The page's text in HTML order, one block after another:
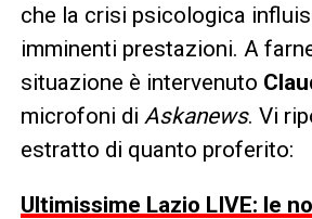
che la crisi psicologica
imminenti prestazioni. A
situazione è intervenuto
microfoni di Askanews. Vi
estratto di quanto proferito:
Ultimissime Lazio LIVE: le